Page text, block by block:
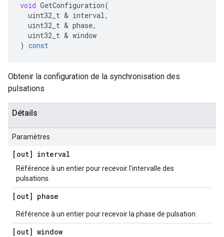
void GetConfiguration(
uint32_t & interval,
uint32_t & phase,
uint32_t & window
) const
Obtenir la configuration de la synchronisation des
pulsations
Détails
Paramètres
[out] interval
Référence à un entier pour recevoir l'intervalle des
pulsations.
[out] phase
Référence à un entier pour recevoir la phase de pulsation.
[out] window